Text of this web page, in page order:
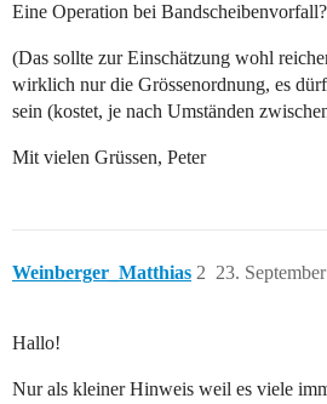
Eine Operation bei Bandscheibenvorfall?
(Das sollte zur Einschätzung wohl
wirklich nur die Grössenordnung, es
sein (kostet, je nach Umständen
Mit vielen Grüssen, Peter
Weinberger_Matthias 23.
2
Hallo!
Nur als kleiner Hinweis weil es viele